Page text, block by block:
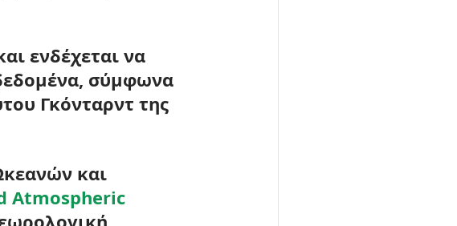
ενδέχεται να
σύμφωνα
Γκόνταρντ της
και
Atmospheric